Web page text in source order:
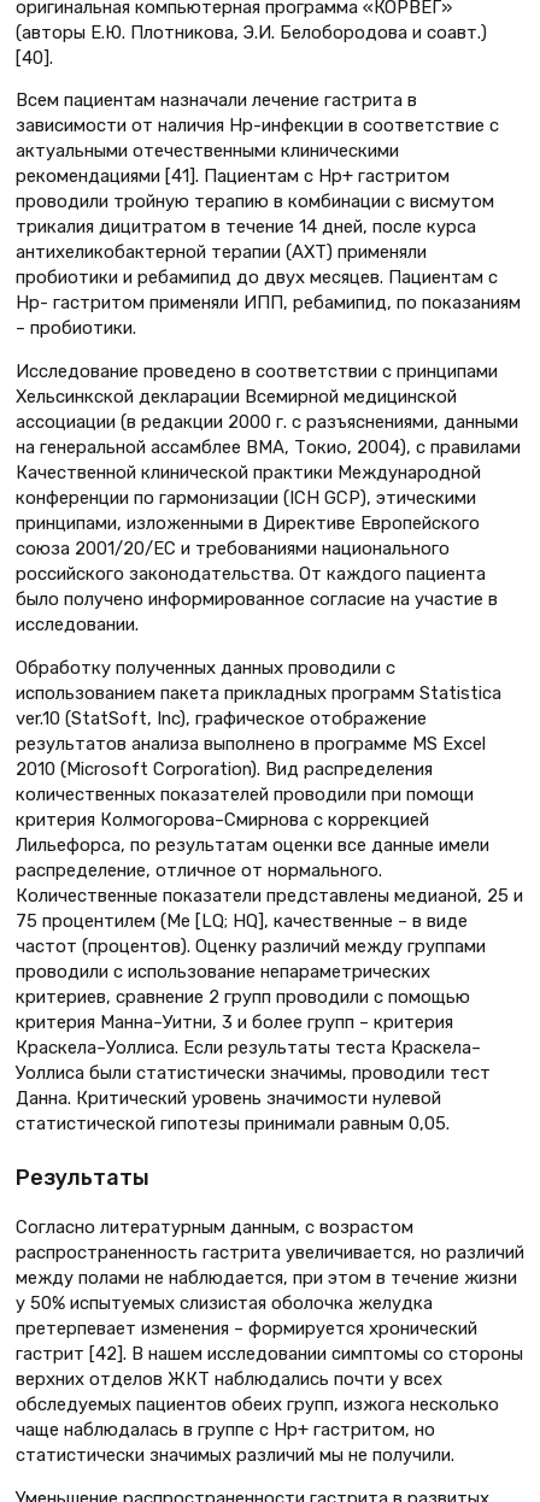
оригинальная компьютерная программа «КОРВЕГ»
(авторы Е.Ю. Плотникова, Э.И. Белобородова и соавт.)
[40].
Всем пациентам назначали лечение гастрита в
зависимости от наличия Нр-инфекции в соответствие с
актуальными отечественными клиническими
рекомендациями [41]. Пациентам с Нр+ гастритом
проводили тройную терапию в комбинации с висмутом
трикалия дицитратом в течение 14 дней, после курса
антихеликобактерной терапии (АХТ) применяли
пробиотики и ребамипид до двух месяцев. Пациентам с
Нр- гастритом применяли ИПП, ребамипид, по показаниям
– пробиотики.
Исследование проведено в соответствии с принципами
Хельсинкской декларации Всемирной медицинской
ассоциации (в редакции 2000 г. с разъяснениями, данными
на генеральной ассамблее ВМА, Токио, 2004), с правилами
Качественной клинической практики Международной
конференции по гармонизации (ICH GCP), этическими
принципами, изложенными в Директиве Европейского
союза 2001/20/ЕС и требованиями национального
российского законодательства. От каждого пациента
было получено информированное согласие на участие в
исследовании.
Обработку полученных данных проводили с
использованием пакета прикладных программ Statistica
ver.10 (StatSoft, Inc), графическое отображение
результатов анализа выполнено в программе MS Excel
2010 (Microsoft Corporation). Вид распределения
количественных показателей проводили при помощи
критерия Колмогорова–Смирнова с коррекцией
Лильефорса, по результатам оценки все данные имели
распределение, отличное от нормального.
Количественные показатели представлены медианой, 25 и
75 процентилем (Me [LQ; HQ], качественные – в виде
частот (процентов). Оценку различий между группами
проводили с использование непараметрических
критериев, сравнение 2 групп проводили с помощью
критерия Манна–Уитни, 3 и более групп – критерия
Краскела–Уоллиса. Если результаты теста Краскела–
Уоллиса были статистически значимы, проводили тест
Данна. Критический уровень значимости нулевой
статистической гипотезы принимали равным 0,05.
Результаты
Согласно литературным данным, с возрастом
распространенность гастрита увеличивается, но различий
между полами не наблюдается, при этом в течение жизни
у 50% испытуемых слизистая оболочка желудка
претерпевает изменения – формируется хронический
гастрит [42]. В нашем исследовании симптомы со стороны
верхних отделов ЖКТ наблюдались почти у всех
обследуемых пациентов обеих групп, изжога несколько
чаще наблюдалась в группе с Нр+ гастритом, но
статистически значимых различий мы не получили.